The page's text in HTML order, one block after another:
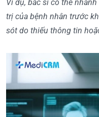
Ví dụ, bác sĩ có thể
trị của bệnh nhân trước
sót do thiếu thông tin